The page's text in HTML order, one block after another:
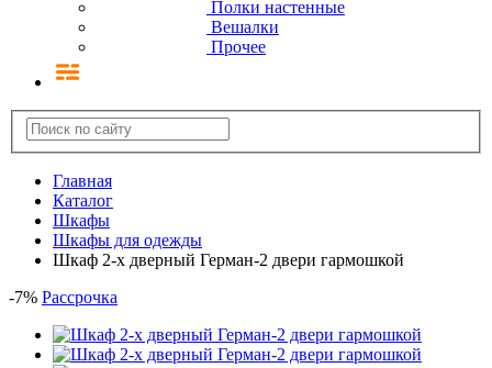
Полки настенные
Вешалки
Прочее
Главная
Каталог
Шкафы
Шкафы для одежды
Шкаф 2-х дверный Герман-2 двери гармошкой
-7% Рассрочка